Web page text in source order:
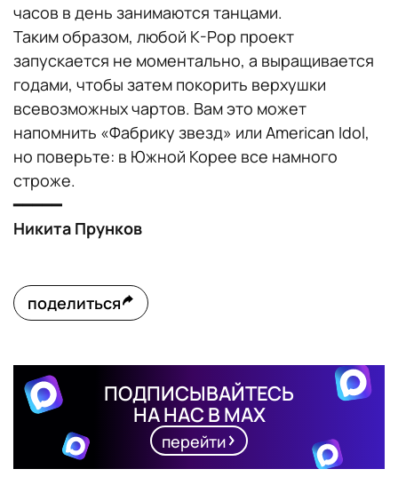
часов в день занимаются танцами.
Таким образом, любой K-Pop проект
запускается не моментально, а выращивается
годами, чтобы затем покорить верхушки
всевозможных чартов. Вам это может
напомнить «Фабрику звезд» или American Idol,
но поверьте: в Южной Корее все намного
строже.
━━━━━
Никита Прунков
поделиться
ПОДПИСЫВАЙТЕСЬ
НА НАС В MAX
перейти